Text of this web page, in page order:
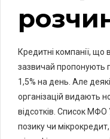
Кредитні компанії,
зазвичай пропонують
1,5% на день. Але
організацій видають
відсотків. Список
позику чи